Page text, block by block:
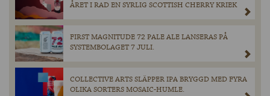
ÅRET I RAD EN SYRLIG SCOTTISH CHERRY KRIEK
FIRST MAGNITUDE 72 PALE ALE LANSERAS PÅ
SYSTEMBOLAGET 7 JULI.
COLLECTIVE ARTS SLÄPPER IPA BRYGGD MED FYRA
OLIKA SORTERS MOSAIC-HUMLE.